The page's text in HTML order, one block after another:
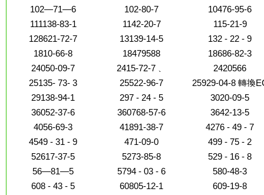
102—71—6
102-80-7
10476-95-6
111138-83-1
1142-20-7
115-21-9
128621-72-7
13139-14-5
132 - 22 - 9
1810-66-8
18479588
18686-82-3
24050-09-7
2415-72-7 、
2420566
25135- 73- 3
25522-96-7
25929-04-8 轉換
29138-94-1
297 - 24 - 5
3020-09-5
36052-37-6
360768-57-6
3642-13-5
4056-69-3
41891-38-7
4276 - 49 - 7
4549 - 31 - 9
471-09-0
499 - 75 - 2
52617-37-5
5273-85-8
529 - 16 - 8
56—81—5
5794 - 03 - 6
580-48-3
608 - 43 - 5
60805-12-1
609-19-8